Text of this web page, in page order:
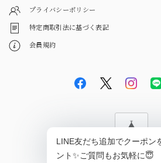
プライバシーポリシー
特定商取引法に基づく表記
会員規約
© EBiS GEM